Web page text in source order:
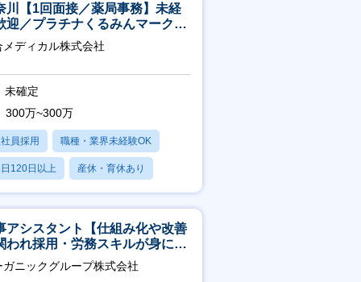
川【1回面接／薬局事務】未経
迎／プラチナくるみんマーク取
月平均残業13h／年休126日
メディカル株式会社
未確定
300万~300万
員採用 職種・業界未経験OK
120日以上 産休・育休あり
業20時間以内
アシスタント【仕組み化や改善
われ採用・労務スキルが身につ
境／年商120億円超の事業会
ガニックグループ株式会社